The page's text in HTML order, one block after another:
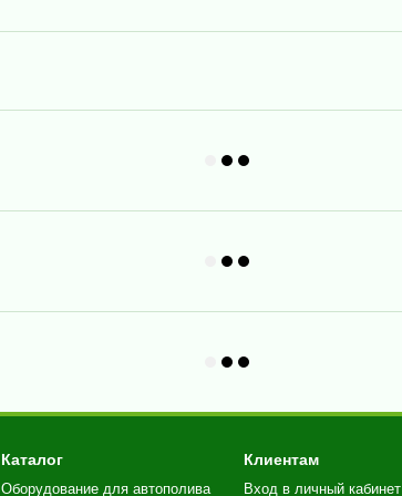
Каталог
Оборудование для автополива
Клиентам
Вход в личный кабинет